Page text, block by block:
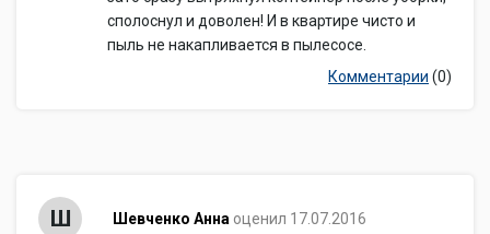
сполоснул и доволен! И в квартире чисто и
пыль не накапливается в пылесосе.
Комментарии (0)
Ш Шевченко Анна оценил 17.07.2016